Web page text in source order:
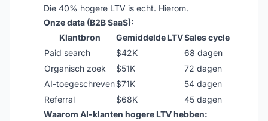
Die 40% hogere LTV is echt. Hierom.
Onze data (B2B SaaS):
Klantbron
Gemiddelde LTVSales cycle
Paid search
$42K
68 dagen
Organisch zoek
$51K
72 dagen
AI-toegeschreven$71K
54 dagen
Referral
$68K
45 dagen
Waarom AI-klanten hogere LTV hebben: